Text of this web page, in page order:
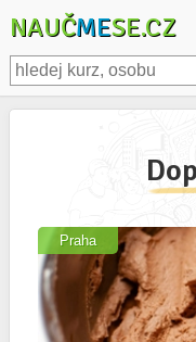
NAUČMESE.CZ
Praha